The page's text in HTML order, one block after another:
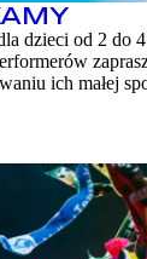
dzieci od 2 do
ich małej